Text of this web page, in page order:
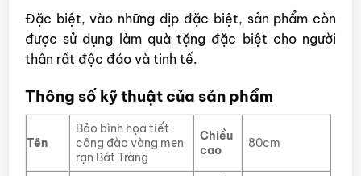
Đặc biệt, vào những dịp đặc biệt, sản phẩm còn
được sử dụng làm quà tặng đặc biệt cho người
thân rất độc đáo và tinh tế.
Thông số kỹ thuật của sản phẩm
Tên
Bảo bình họa tiết
công đào vàng men
rạn Bát Tràng
Chiều
cao
80cm